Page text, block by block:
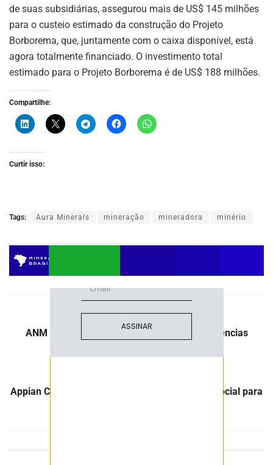
de suas subsidiárias, assegurou mais de US$ 145 milhões
para o custeio estimado da construção do Projeto
Borborema, que, juntamente com o caixa disponível, está
agora totalmente financiado. O investimento total
estimado para o Projeto Borborema é de US$ 188 milhões.
Compartilhe:
Curtir isso:
Tags: Aura Minerals mineração mineradora minério
Post Anterior
ANM afilia-se à Associação Brasileira de Agências
Appian Capital anuncia beneficiados do Edital Social para
NEWSLETTER
ASSINAR